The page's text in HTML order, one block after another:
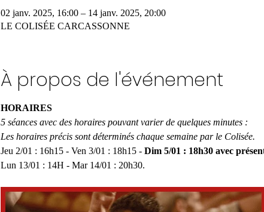
02 janv. 2025, 16:00 – 14 janv. 2025, 20:00
LE COLISÉE CARCASSONNE
À propos de l'événement
HORAIRES
5 séances avec des horaires pouvant varier de quelques minutes :
Les horaires précis sont déterminés chaque semaine par le Colisée.
Jeu 2/01 : 16h15 - Ven 3/01 : 18h15 - Dim 5/01 : 18h30 avec
Lun 13/01 : 14H - Mar 14/01 : 20h30.